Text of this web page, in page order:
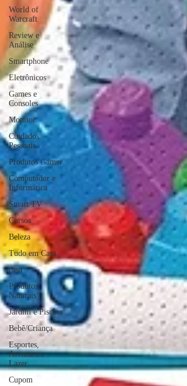
World of
Warcraft
Review e
Análise
Smartphone
Eletrônicos
Games e
Consoles
Monitor
Cuidados
Pessoais
Produtos Gamer
Computador e
Informática
Smart TV
Cursos
Beleza
Tudo em Casa
casa
Produtos
Naturais
Jardim e Piscina
Bebê/Criança
Esportes,
Aventura e
Lazer
Cupom